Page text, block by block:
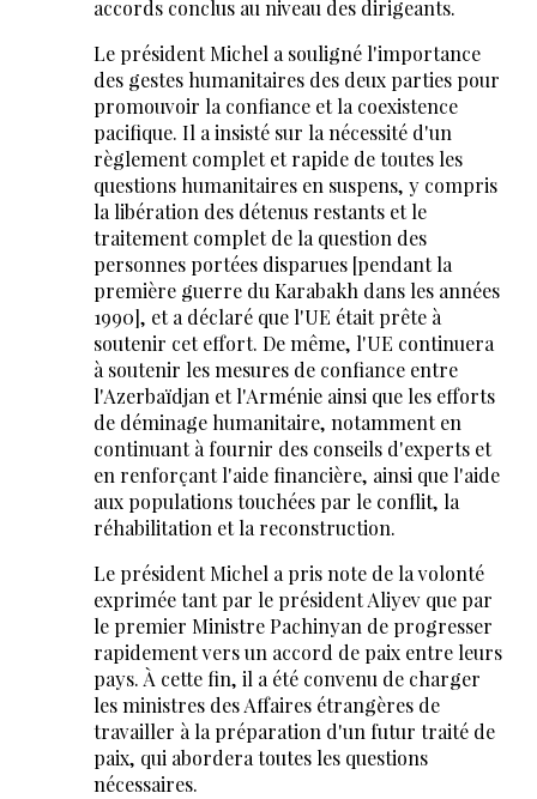
accords conclus au niveau des dirigeants.
Le président Michel a souligné l'importance
des gestes humanitaires des deux parties pour
promouvoir la confiance et la coexistence
pacifique. Il a insisté sur la nécessité d'un
règlement complet et rapide de toutes les
questions humanitaires en suspens, y compris
la libération des détenus restants et le
traitement complet de la question des
personnes portées disparues [pendant la
première guerre du Karabakh dans les années
1990], et a déclaré que l'UE était prête à
soutenir cet effort. De même, l'UE continuera
à soutenir les mesures de confiance entre
l'Azerbaïdjan et l'Arménie ainsi que les efforts
de déminage humanitaire, notamment en
continuant à fournir des conseils d'experts et
en renforçant l'aide financière, ainsi que l'aide
aux populations touchées par le conflit, la
réhabilitation et la reconstruction.
Le président Michel a pris note de la volonté
exprimée tant par le président Aliyev que par
le premier Ministre Pachinyan de progresser
rapidement vers un accord de paix entre leurs
pays. À cette fin, il a été convenu de charger
les ministres des Affaires étrangères de
travailler à la préparation d'un futur traité de
paix, qui abordera toutes les questions
nécessaires.